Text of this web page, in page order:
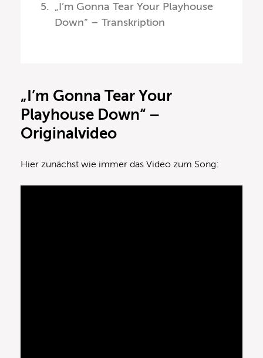
„I’m Gonna Tear Your Playhouse
Down“ – Transkription
„I’m Gonna Tear Your
Playhouse Down“ –
Originalvideo
Hier zunächst wie immer das Video zum Song: